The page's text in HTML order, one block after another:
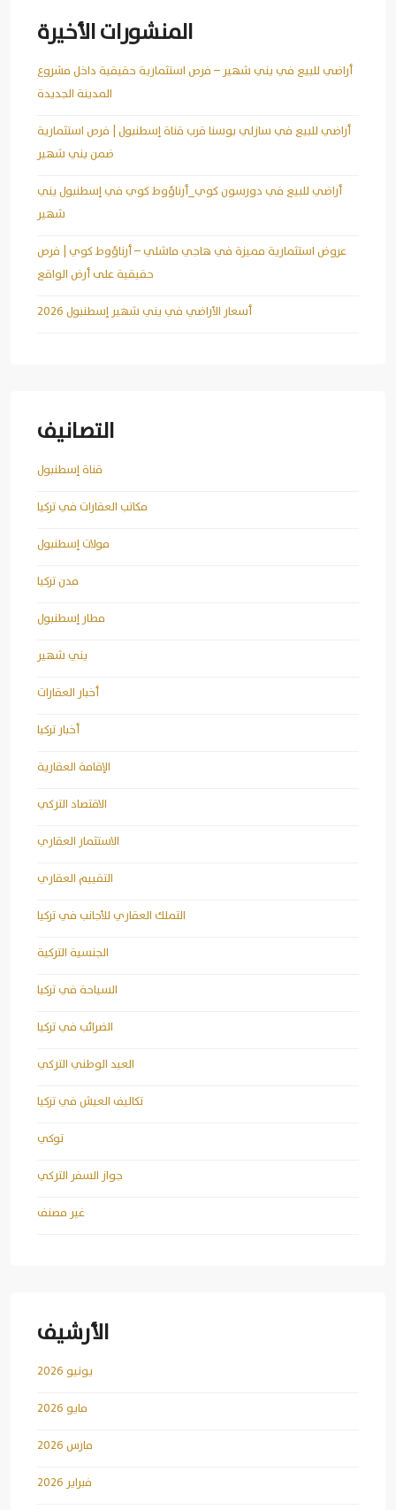
المنشورات الأخيرة
أراضي للبيع في يني شهير – فرص استثمارية حقيقية داخل مشروع
المدينة الجديدة
أراضي للبيع في سازلي بوسنا قرب قناة إسطنبول | فرص استثمارية
ضمن يني شهير
أراضي للبيع في دورسون كوي_أرناؤوط كوي في إسطنبول يني
شهير
عروض استثمارية مميزة في هاجي ماشلي – أرناؤوط كوي | فرص
حقيقية على أرض الواقع
أسعار الأراضي في يني شهير إسطنبول 2026
التصانيف
قناة إسطنبول
مكاتب العقارات في تركيا
مولات إسطنبول
مدن تركيا
مطار إسطنبول
يني شهير
أخبار العقارات
أخبار تركيا
الإقامة العقارية
الاقتصاد التركي
الاستثمار العقاري
التقييم العقاري
التملك العقاري للأجانب في تركيا
الجنسية التركية
السياحة في تركيا
الضرائب في تركيا
العيد الوطني التركي
تكاليف العيش في تركيا
توكي
جواز السفر التركي
غير مصنف
الأرشيف
يونيو 2026
مايو 2026
مارس 2026
فبراير 2026